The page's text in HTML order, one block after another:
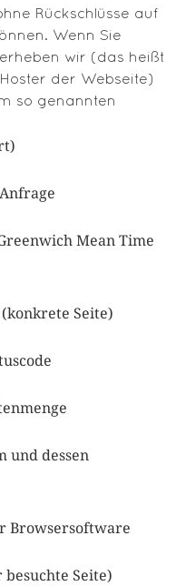
Rückschlüsse auf
Wenn Sie
wir (das heißt
der Webseite)
so genannten
Mean Time
Seite)
und dessen
Browsersoftware
Seite)